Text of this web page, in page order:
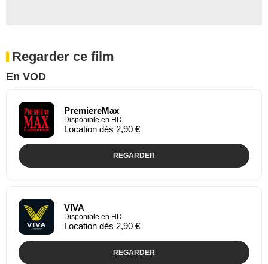
Regarder ce film
En VOD
PremiereMax
Disponible en HD
Location dès 2,90 €
REGARDER
VIVA
Disponible en HD
Location dès 2,90 €
REGARDER